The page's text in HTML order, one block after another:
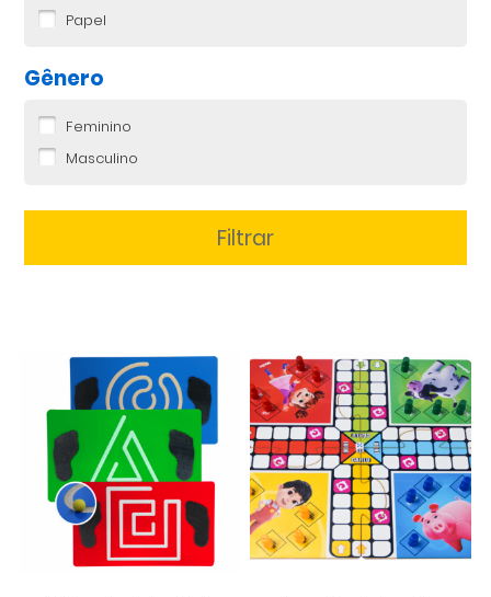
Papel
Gênero
Feminino
Masculino